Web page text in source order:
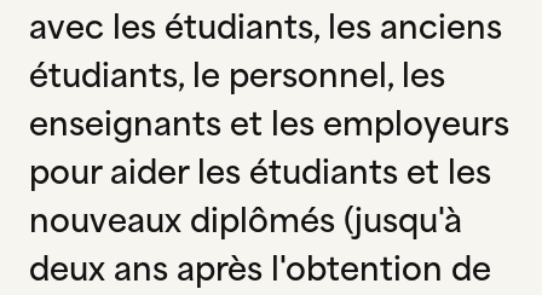
avec les étudiants, les anciens
étudiants, le personnel, les
enseignants et les employeurs
pour aider les étudiants et les
nouveaux diplômés (jusqu'à
deux ans après l'obtention de